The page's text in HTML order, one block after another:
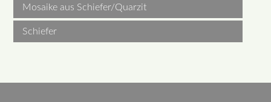
Mosaike aus Schiefer/Quarzit
Schiefer